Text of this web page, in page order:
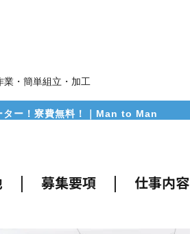
業・簡単組立・加工
ター！寮費無料！｜Man to Man
| 募集要項 | 仕事内容